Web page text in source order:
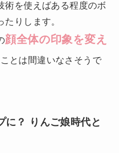
術を使えばある程度のボ
りします。
顔全体の印象を変え
とは間違いなさそうで
に？ りんご娘時代と